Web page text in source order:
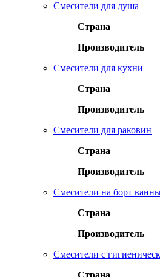
Смесители для душа
Страна
Производитель
Смесители для кухни
Страна
Производитель
Смесители для раковин
Страна
Производитель
Смесители на борт
Страна
Производитель
Смесители с
Страна